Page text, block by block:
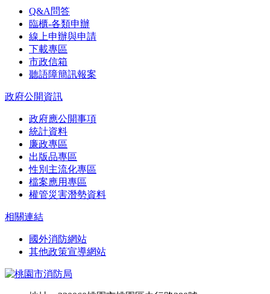
Q&A問答
臨櫃-各類申辦
線上申辦與申請
下載專區
市政信箱
聽語障簡訊報案
政府公開資訊
政府應公開事項
統計資料
廉政專區
出版品專區
性別主流化專區
檔案應用專區
權管災害潛勢資料
相關連結
國外消防網站
其他政策宣導網站